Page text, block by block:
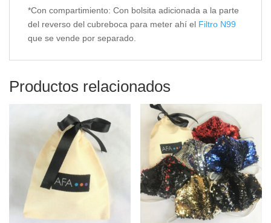
*Con compartimiento: Con bolsita adicionada a la parte
del reverso del cubreboca para meter ahí el Filtro N99
que se vende por separado.
Productos relacionados